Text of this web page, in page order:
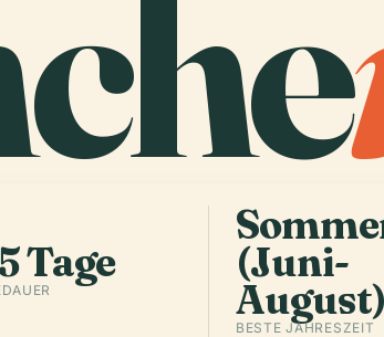
Tage (Juni-
August)
BESTE JAHRESZEIT